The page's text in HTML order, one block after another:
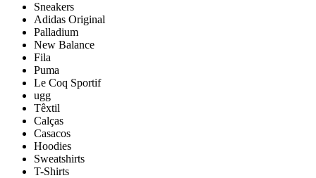
Sneakers
Adidas Original
Palladium
New Balance
Fila
Puma
Le Coq Sportif
ugg
Têxtil
Calças
Casacos
Hoodies
Sweatshirts
T-Shirts